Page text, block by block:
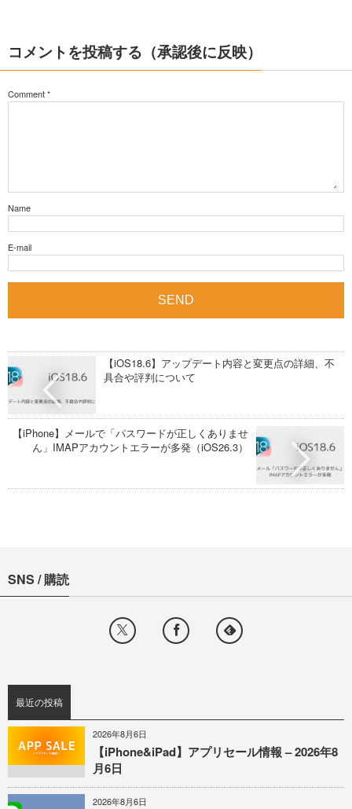
コメントを投稿する（承認後に反映）
Comment*
Name
E-mail
【iOS18.6】アップデート内容と変更点の詳細、不
具合や評判について
【iPhone】メールで「パスワードが正しくありませ
ん」IMAPアカウントエラーが多発（iOS26.3）
SNS / 購読
最近の投稿
2026年8月6日
【iPhone&iPad】アプリセール情報 – 2026年8
月6日
2026年8月6日